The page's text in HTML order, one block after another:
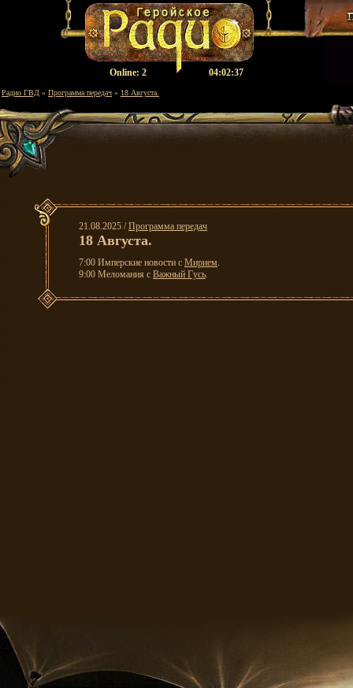
Оnline:2 04:02:38
Радио ГВД » Программа передач » 18 Августа.
21.08.2025 /Программа передач
18 Августа.
7:00 Имперские новости с Мирием.
9:00 Меломания с Важный Гусь.